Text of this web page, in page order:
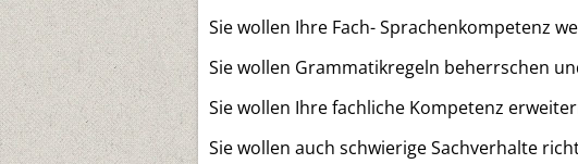
Sie wollen Ihre Fach- Sprachenkompetenz
Sie wollen Grammatikregeln beherrschen
Sie wollen Ihre fachliche Kompetenz
Sie wollen auch schwierige Sachverhalte